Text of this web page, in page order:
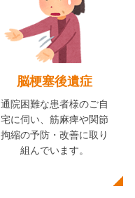
脳梗塞後遺症
通院困難な患者様のご自
宅に伺い、筋麻痺や関節
拘縮の予防・改善に取り
組んでいます。